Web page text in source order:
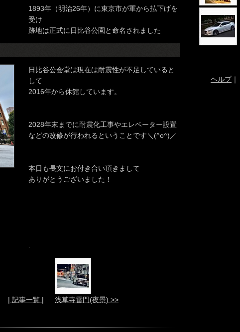
1893年（明治26年）に東京市が軍から払下げを
受け
跡地は正式に日比谷公園と命名されました
日比谷公会堂は現在は耐震性が不足していると
して
2016年から休館しています。
2028年末までに耐震化工事やエレベーター設置
などの改修が行われるということです＼(^o^)／
本日も長文にお付き合い頂きまして
ありがとうございました！
| 記事一覧 | 浅草寺雷門(夜景) >>
ヘルプ｜